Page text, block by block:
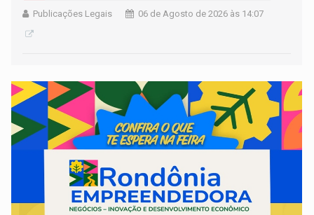
Publicações Legais 06 de Agosto de 2026 às 14:07